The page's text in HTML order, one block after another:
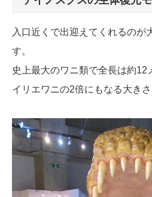
入口近くで出迎えてくれるのが
す。
史上最大のワニ類で全長は約12
イリエワニの2倍にもなる大きさ